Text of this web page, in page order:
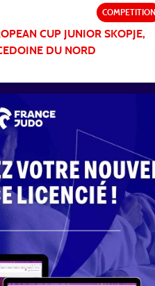
COMPETITION
CUP JUNIOR SKOPJE,
DU NORD